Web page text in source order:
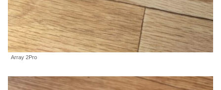
Array 2Pro